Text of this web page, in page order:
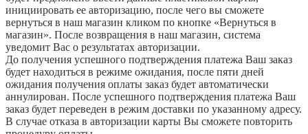
инициировать ее авторизацию, после чего вы сможете
вернуться в наш магазин кликом по кнопке «Вернуться в
магазин». После возвращения в наш магазин, система
уведомит Вас о результатах авторизации.
До получения успешного подтверждения платежа Ваш заказ
будет находиться в режиме ожидания, после пяти дней
ожидания получения оплаты заказ будет автоматически
аннулирован. После успешного подтверждения платежа Ваш
заказ будет переведен в режим доставки по указанному адресу.
В случае отказа в авторизации карты Вы сможете повторить